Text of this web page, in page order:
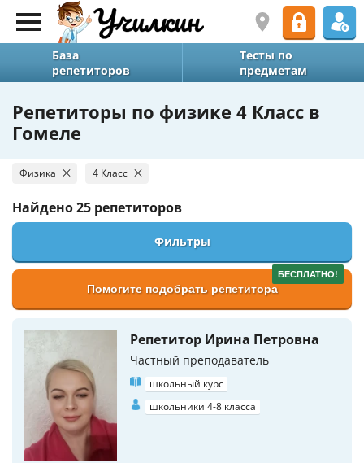
База
репетиторов
Тесты по
предметам
Репетиторы по физике 4 Класс в
Гомеле
Физика 4 Класс
Найдено25 репетиторов
Фильтры
БЕСПЛАТНО!
Помогите подобрать репетитора
Репетитор Ирина Петровна
Частный преподаватель
школьный курс
школьники 4-8 класса